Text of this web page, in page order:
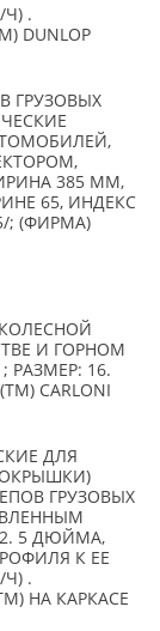
.
DUNLOP
ГРУЗОВЫХ
385 ММ,
65, ИНДЕКС
; (ФИРМА)
И ГОРНОМ
РАЗМЕР: 16.
CARLONI
ДЛЯ
ГРУЗОВЫХ
5 ДЮЙМА,
К ЕЕ
.
НА КАРКАСЕ